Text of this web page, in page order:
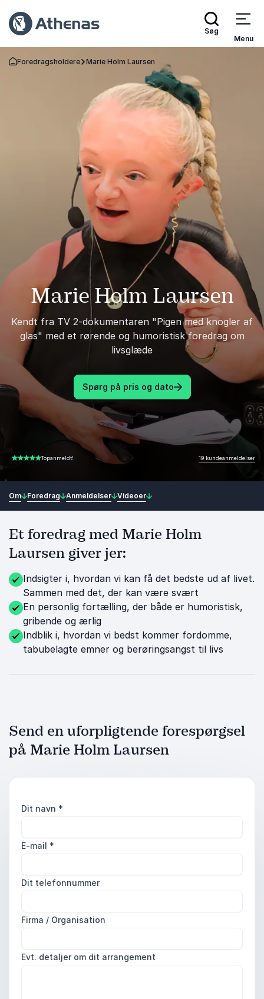
Søg
Menu
Tilbage til forsiden
Foredragsholdere Marie Holm Laursen
Marie Holm Laursen
Kendt fra TV 2-dokumentaren "Pigen med knogler af
glas" med et rørende og humoristisk foredrag om
livsglæde
Spørg på pris og dato
4.74 ud af 5Topanmeldt! 19 kundeanmeldelser
Om Foredrag Anmeldelser Videoer
Et foredrag med Marie Holm
Laursen giver jer:
Indsigter i, hvordan vi kan få det bedste ud af livet.
Sammen med det, der kan være svært
En personlig fortælling, der både er humoristisk,
gribende og ærlig
Indblik i, hvordan vi bedst kommer fordomme,
tabubelagte emner og berøringsangst til livs
Send en uforpligtende forespørgsel
på Marie Holm Laursen
Dit navn *
E-mail *
Dit telefonnummer
Firma / Organisation
Evt. detaljer om dit arrangement